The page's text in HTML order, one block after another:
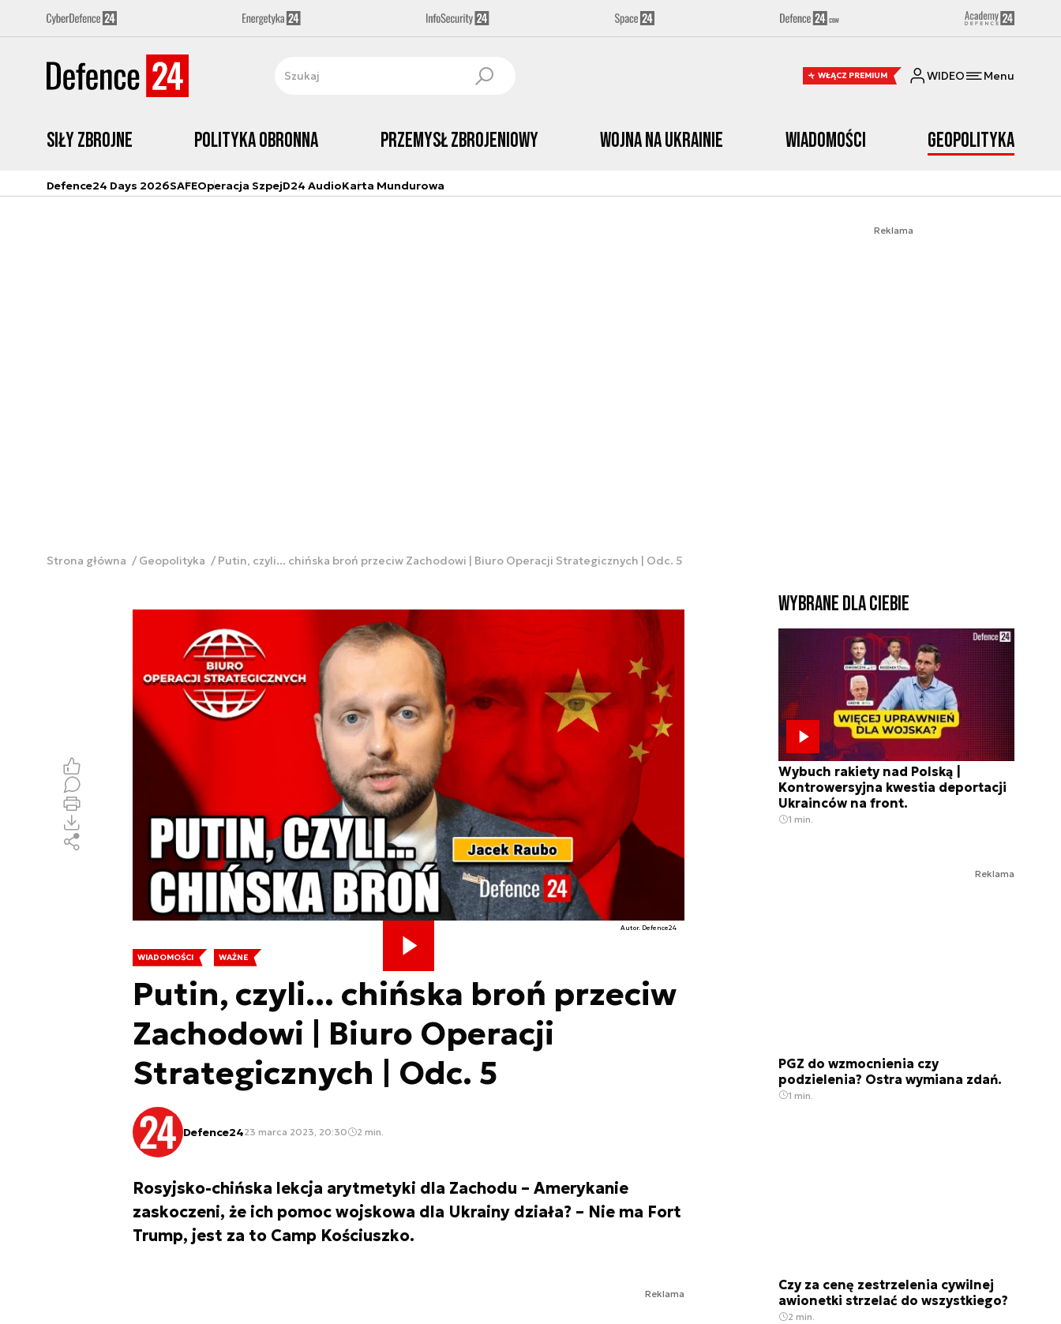
WŁĄCZ PREMIUM WIDEO Menu
Siły zbrojne Polityka obronna Przemysł Zbrojeniowy Wojna na Ukrainie Wiadomości Geopolityka
Defence24 Days 2026SAFEOperacja SzpejD24 AudioKarta Mundurowa
Reklama
Strona główna Geopolityka Putin, czyli... chińska broń przeciw Zachodowi | Biuro Operacji Strategicznych | Odc. 5
WIADOMOŚCI WAŻNE
Putin, czyli... chińska broń przeciw
Zachodowi | Biuro Operacji
Strategicznych | Odc. 5
Defence2423 marca 2023, 20:30 2 min.
Autor. Defence24
Rosyjsko-chińska lekcja arytmetyki dla Zachodu – Amerykanie
zaskoczeni, że ich pomoc wojskowa dla Ukrainy działa? – Nie ma Fort
Trump, jest za to Camp Kościuszko.
Reklama
Wybrane dla Ciebie
Wybuch rakiety nad Polską |
Kontrowersyjna kwestia deportacji
Ukrainców na front.
1 min.
Reklama
PGZ do wzmocnienia czy
podzielenia? Ostra wymiana zdań.
1 min.
Czy za cenę zestrzelenia cywilnej
awionetki strzelać do wszystkiego?
2 min.